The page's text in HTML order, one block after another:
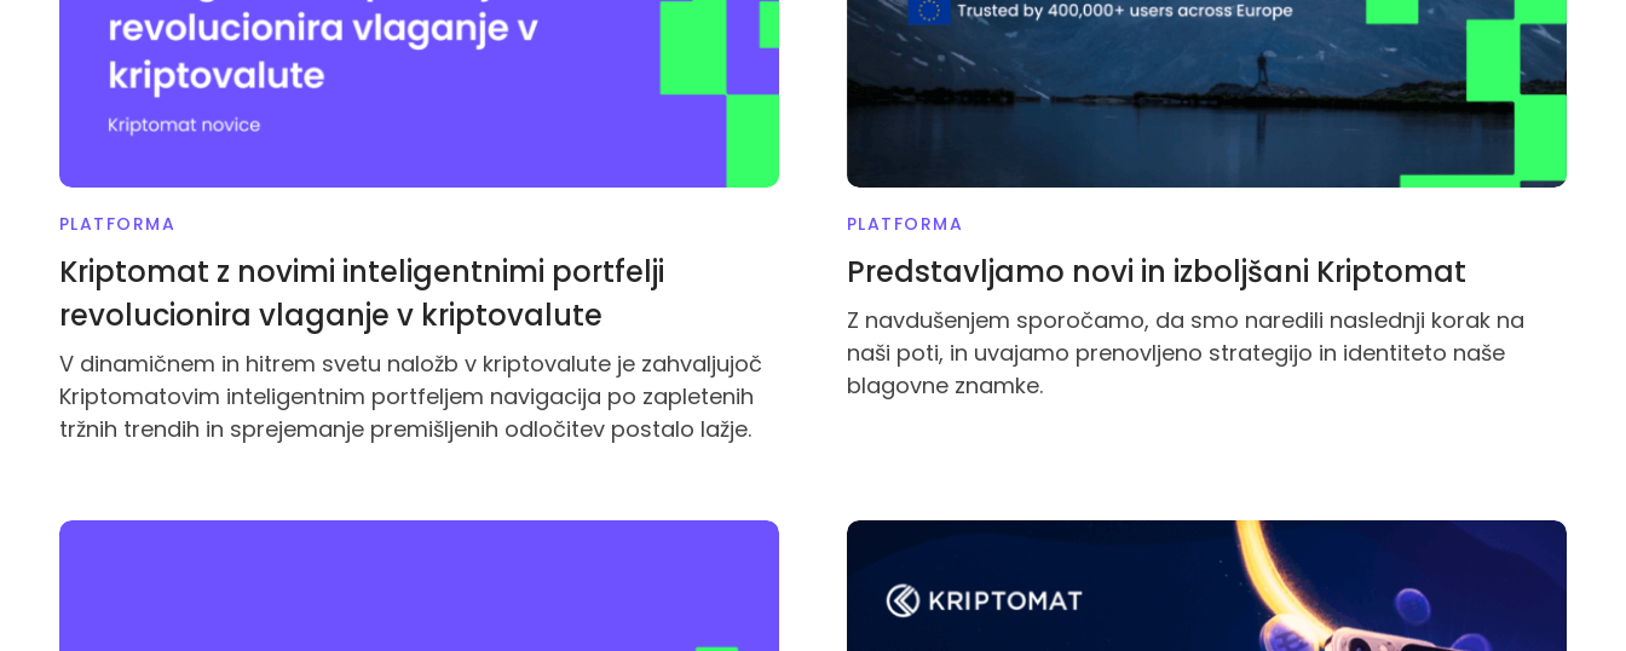
PLATFORMA
Kriptomat z novimi inteligentnimi portfelji
revolucionira vlaganje v kriptovalute
V dinamičnem in hitrem svetu naložb v kriptovalute je zahvaljujoč
Kriptomatovim inteligentnim portfeljem navigacija po zapletenih
tržnih trendih in sprejemanje premišljenih odločitev postalo lažje.
PLATFORMA
Predstavljamo novi in izboljšani Kriptomat
Z navdušenjem sporočamo, da smo naredili naslednji korak na
naši poti, in uvajamo prenovljeno strategijo in identiteto naše
blagovne znamke.